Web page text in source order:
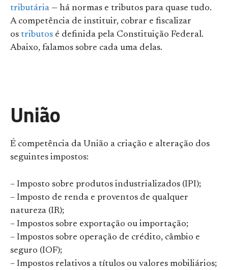
tributária — há normas e tributos para quase tudo.
A competência de instituir, cobrar e fiscalizar
os tributos é definida pela Constituição Federal.
Abaixo, falamos sobre cada uma delas.
União
É competência da União a criação e alteração dos
seguintes impostos:
– Imposto sobre produtos industrializados (IPI);
– Imposto de renda e proventos de qualquer
natureza (IR);
– Impostos sobre exportação ou importação;
– Impostos sobre operação de crédito, câmbio e
seguro (IOF);
– Impostos relativos a títulos ou valores mobiliários;